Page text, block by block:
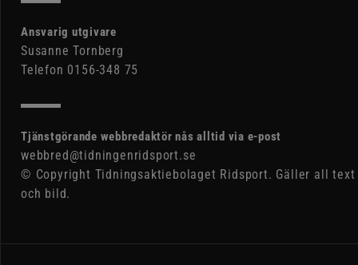
Ansvarig utgivare
Susanne Tornberg
Telefon 0156-348 75
Tjänstgörande webbredaktör nås alltid via e-post
webbred@tidningenridsport.se
© Copyright Tidningsaktiebolaget Ridsport. Gäller all text
och bild.